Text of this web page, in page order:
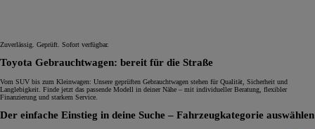
Zuverlässig. Geprüft. Sofort verfügbar.
Toyota Gebrauchtwagen: bereit für die Straße
Vom SUV bis zum Kleinwagen: Unsere geprüften Gebrauchtwagen stehen für Qualität, Sicherheit und
Langlebigkeit. Finde jetzt das passende Modell in deiner Nähe – mit individueller Beratung, flexibler
Finanzierung und starkem Service.
Der einfache Einstieg in deine Suche – Fahrzeugkategorie auswählen